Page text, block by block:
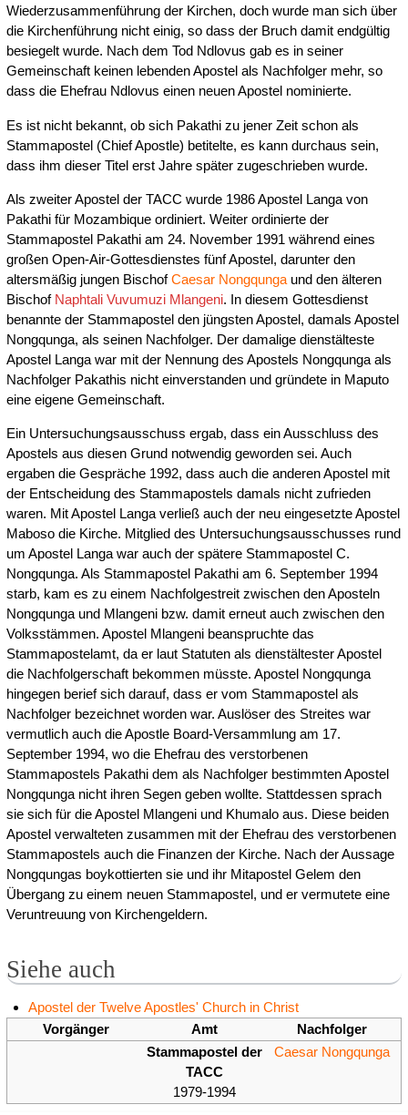
Wiederzusammenführung der Kirchen, doch wurde man sich über
die Kirchenführung nicht einig, so dass der Bruch damit endgültig
besiegelt wurde. Nach dem Tod Ndlovus gab es in seiner
Gemeinschaft keinen lebenden Apostel als Nachfolger mehr, so
dass die Ehefrau Ndlovus einen neuen Apostel nominierte.
Es ist nicht bekannt, ob sich Pakathi zu jener Zeit schon als
Stammapostel (Chief Apostle) betitelte, es kann durchaus sein,
dass ihm dieser Titel erst Jahre später zugeschrieben wurde.
Als zweiter Apostel der TACC wurde 1986 Apostel Langa von
Pakathi für Mozambique ordiniert. Weiter ordinierte der
Stammapostel Pakathi am 24. November 1991 während eines
großen Open-Air-Gottesdienstes fünf Apostel, darunter den
altersmäßig jungen BischofCaesar Nongqungaund den älteren
Bischof Naphtali Vuvumuzi Mlangeni. In diesem Gottesdienst
benannte der Stammapostel den jüngsten Apostel, damals Apostel
Nongqunga, als seinen Nachfolger. Der damalige dienstälteste
Apostel Langa war mit der Nennung des Apostels Nongqunga als
Nachfolger Pakathis nicht einverstanden und gründete in Maputo
eine eigene Gemeinschaft.
Ein Untersuchungsausschuss ergab, dass ein Ausschluss des
Apostels aus diesen Grund notwendig geworden sei. Auch
ergaben die Gespräche 1992, dass auch die anderen Apostel mit
der Entscheidung des Stammapostels damals nicht zufrieden
waren. Mit Apostel Langa verließ auch der neu eingesetzte Apostel
Maboso die Kirche. Mitglied des Untersuchungsausschusses rund
um Apostel Langa war auch der spätere Stammapostel C.
Nongqunga. Als Stammapostel Pakathi am 6. September 1994
starb, kam es zu einem Nachfolgestreit zwischen den Aposteln
Nongqunga und Mlangeni bzw. damit erneut auch zwischen den
Volksstämmen. Apostel Mlangeni beanspruchte das
Stammapostelamt, da er laut Statuten als dienstältester Apostel
die Nachfolgerschaft bekommen müsste. Apostel Nongqunga
hingegen berief sich darauf, dass er vom Stammapostel als
Nachfolger bezeichnet worden war. Auslöser des Streites war
vermutlich auch die Apostle Board-Versammlung am 17.
September 1994, wo die Ehefrau des verstorbenen
Stammapostels Pakathi dem als Nachfolger bestimmten Apostel
Nongqunga nicht ihren Segen geben wollte. Stattdessen sprach
sie sich für die Apostel Mlangeni und Khumalo aus. Diese beiden
Apostel verwalteten zusammen mit der Ehefrau des verstorbenen
Stammapostels auch die Finanzen der Kirche. Nach der Aussage
Nongqungas boykottierten sie und ihr Mitapostel Gelem den
Übergang zu einem neuen Stammapostel, und er vermutete eine
Veruntreuung von Kirchengeldern.
Siehe auch
Apostel der Twelve Apostles' Church in Christ
Vorgänger
Amt
Nachfolger
Stammapostel der
TACC
1979-1994
Caesar Nongqunga